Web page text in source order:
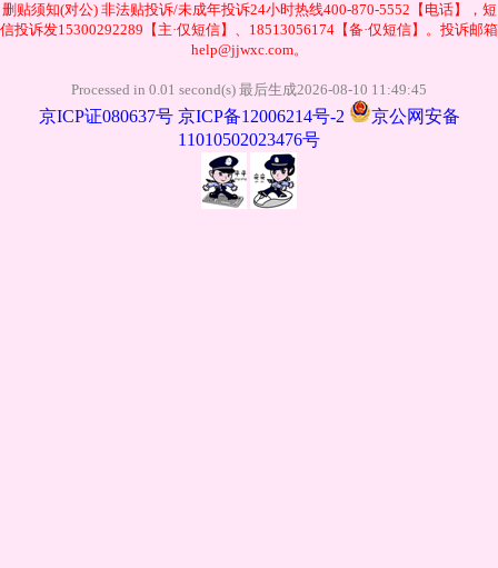
删贴须知(对公)非法贴投诉/未成年投诉24小时热线400-870-5552【电话】，短
信投诉发15300292289【主·仅短信】、18513056174【备·仅短信】。投诉邮箱
help@jjwxc.com。
Processed in 0.01 second(s) 最后生成2026-08-10 11:49:45
京ICP证080637号 京ICP备12006214号-2
京公网安备
11010502023476号